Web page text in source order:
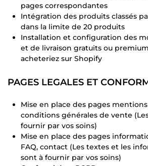
pages correspondantes
Intégration des produits classés
dans la limite de 20 produits
Installation et configuration des
et de livraison gratuits ou
acheteriez sur Shopify
PAGES LEGALES ET
Mise en place des pages
conditions générales de vente
fournir par vos soins)
Mise en place des pages
FAQ, contact (Les textes et les
sont à fournir par vos soins)